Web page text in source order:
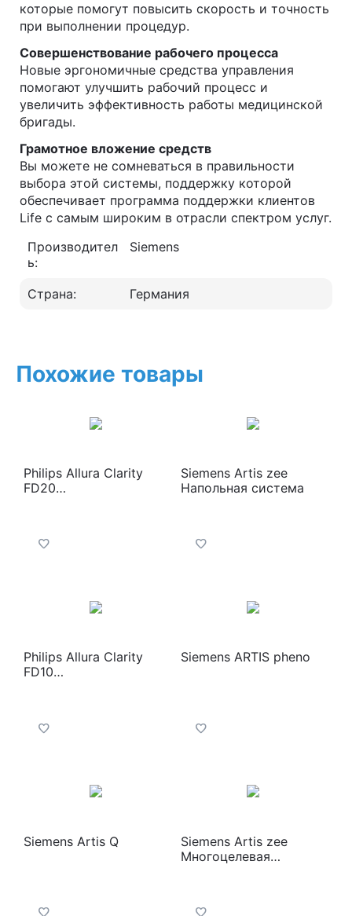
которые помогут повысить скорость и точность
при выполнении процедур.
Совершенствование рабочего процесса
Новые эргономичные средства управления
помогают улучшить рабочий процесс и
увеличить эффективность работы медицинской
бригады.
Грамотное вложение средств
Вы можете не сомневаться в правильности
выбора этой системы, поддержку которой
обеспечивает программа поддержки клиентов
Life с самым широким в отрасли спектром услуг.
Производител
ь:
Siemens
Страна: Германия
Похожие товары
Philips Allura Clarity
FD20
Siemens Artis zee
Напольная система
Philips Allura Clarity
FD10
Siemens ARTIS pheno
Siemens Artis Q
Siemens Artis zee
Многоцелевая